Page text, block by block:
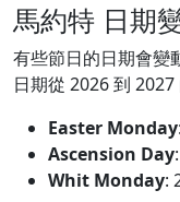
馬約特 日期
有些節日的日期會變
日期從 2026 到 2027
Easter Monday:
Ascension Day:
Whit Monday: